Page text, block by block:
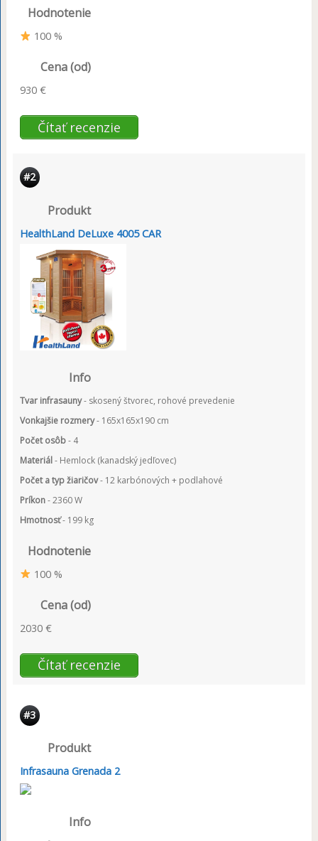
Hodnotenie
100 %
Cena (od)
930 €
Čítať recenzie
#2
Produkt
HealthLand DeLuxe 4005 CAR
Info
Tvar infrasauny- skosený štvorec, rohové prevedenie
Vonkajšie rozmery- 165x165x190 cm
Počet osôb- 4
Materiál- Hemlock (kanadský jedľovec)
Počet a typ žiaričov- 12 karbónových + podlahové
Príkon- 2360 W
Hmotnosť- 199 kg
Hodnotenie
100 %
Cena (od)
2030 €
Čítať recenzie
#3
Produkt
Infrasauna Grenada 2
Info